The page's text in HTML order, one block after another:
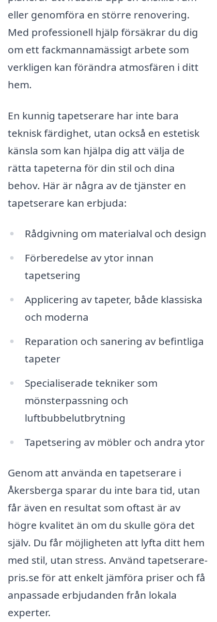
eller genomföra en större renovering.
Med professionell hjälp försäkrar du dig
om ett fackmannamässigt arbete som
verkligen kan förändra atmosfären i ditt
hem.
En kunnig tapetserare har inte bara
teknisk färdighet, utan också en estetisk
känsla som kan hjälpa dig att välja de
rätta tapeterna för din stil och dina
behov. Här är några av de tjänster en
tapetserare kan erbjuda:
Rådgivning om materialval och design
Förberedelse av ytor innan
tapetsering
Applicering av tapeter, både klassiska
och moderna
Reparation och sanering av befintliga
tapeter
Specialiserade tekniker som
mönsterpassning och
luftbubbelutbrytning
Tapetsering av möbler och andra ytor
Genom att använda en tapetserare i
Åkersberga sparar du inte bara tid, utan
får även en resultat som oftast är av
högre kvalitet än om du skulle göra det
själv. Du får möjligheten att lyfta ditt hem
med stil, utan stress. Använd tapetserare-
pris.se för att enkelt jämföra priser och få
anpassade erbjudanden från lokala
experter.